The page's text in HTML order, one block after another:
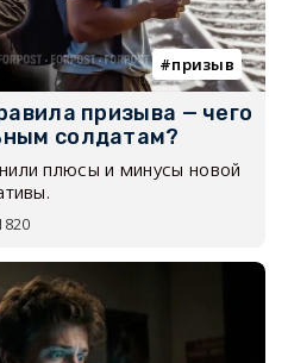
призыв
призыва — чего
солдатам?
плюсы и минусы новой